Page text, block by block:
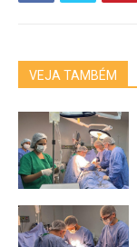
VEJA TAMBÉM